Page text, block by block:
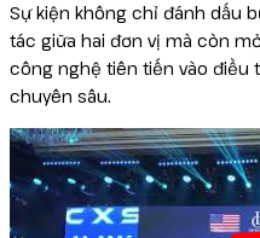
Sự kiện không chỉ đánh dấu
tác giữa hai đơn vị mà còn
công nghệ tiên tiến vào điều
chuyên sâu.
Reborn